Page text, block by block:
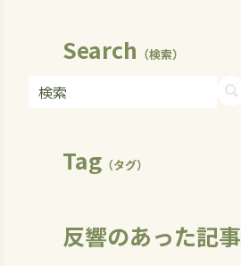
Search （検索）
Tag（タグ）
反響のあった記事